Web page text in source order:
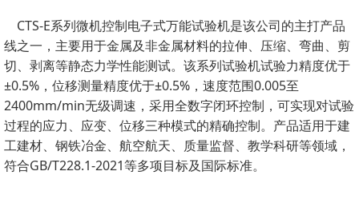
CTS-E系列微机控制电子式万能试验机是该公司的主打产品
线之一，主要用于金属及非金属材料的拉伸、压缩、弯曲、剪
切、剥离等静态力学性能测试。该系列试验机试验力精度优于
±0.5%，位移测量精度优于±0.5%，速度范围0.005至
2400mm/min无级调速，采用全数字闭环控制，可实现对试验
过程的应力、应变、位移三种模式的精确控制。产品适用于建
工建材、钢铁冶金、航空航天、质量监督、教学科研等领域，
符合GB/T228.1-2021等多项目标及国际标准。